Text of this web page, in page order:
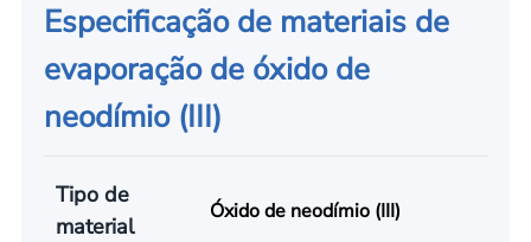
Especificação de materiais de
evaporação de óxido de
neodímio (III)
Tipo de
material
Óxido de neodímio (III)